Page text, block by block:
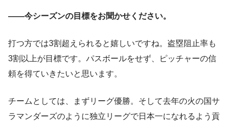
――今シーズンの目標をお聞かせください。
打つ方では3割超えられると嬉しいですね。盗塁阻止率も
3割以上が目標です。パスボールをせず、ピッチャーの信
頼を得ていきたいと思います。
チームとしては、まずリーグ優勝。そして去年の火の国サ
ラマンダーズのように独立リーグで日本一になれるよう貢